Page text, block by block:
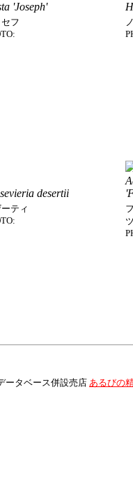
'Joseph'
フ
desertii
ティ
ータベース併設売店 あるびの